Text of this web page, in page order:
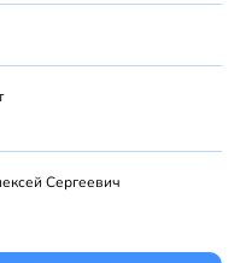
Сергеевич